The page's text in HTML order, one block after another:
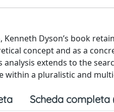
Dyson’s book
concept and as a
analysis extends to the
a pluralistic and
Scheda completa